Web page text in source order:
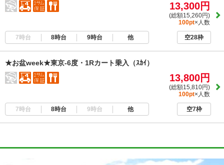
13,300円
(総額15,260円)
100pt×人数
7時台 8時台 9時台 他 空28枠
★お盆week★東京-6度・1Rカート乗入（ｽｶｲ）
13,800円
(総額15,810円)
100pt×人数
7時台 8時台 9時台 他 空7枠